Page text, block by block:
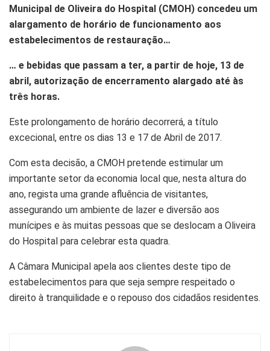
Municipal de Oliveira do Hospital (CMOH) concedeu um
alargamento de horário de funcionamento aos
estabelecimentos de restauração…
… e bebidas que passam a ter, a partir de hoje, 13 de
abril, autorização de encerramento alargado até às
três horas.
Este prolongamento de horário decorrerá, a título
excecional, entre os dias 13 e 17 de Abril de 2017.
Com esta decisão, a CMOH pretende estimular um
importante setor da economia local que, nesta altura do
ano, regista uma grande afluência de visitantes,
assegurando um ambiente de lazer e diversão aos
munícipes e às muitas pessoas que se deslocam a Oliveira
do Hospital para celebrar esta quadra.
A Câmara Municipal apela aos clientes deste tipo de
estabelecimentos para que seja sempre respeitado o
direito à tranquilidade e o repouso dos cidadãos residentes.